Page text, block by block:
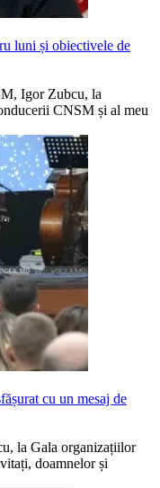
luni și obiectivele de
Igor Zubcu, la
CNSM și al meu
cu un mesaj de
la Gala organizațiilor
doamnelor și